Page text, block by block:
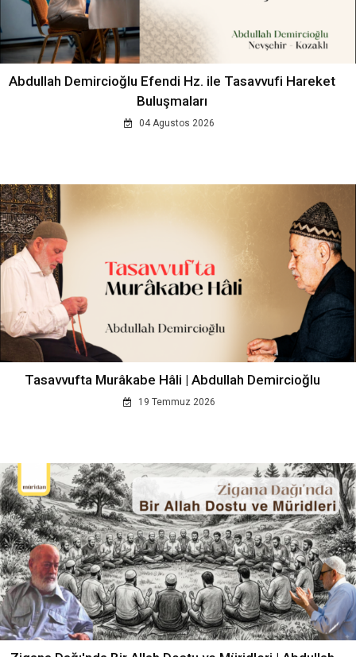
Abdullah Demircioğlu Efendi Hz. ile Tasavvufi Hareket
Buluşmaları
04 Agustos 2026
Tasavvufta Murâkabe Hâli | Abdullah Demircioğlu
19 Temmuz 2026